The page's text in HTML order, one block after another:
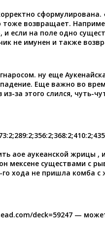
тоже возвращает.
если на поле одно
не имунен и также
ну еще
Еще важно во
за этого слился, чуть-
аое аукеанской жрицы ,
мексене существами с
хода не пришла комба
deck=59247 —